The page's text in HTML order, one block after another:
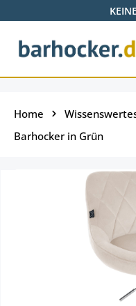
Zum Hauptinhalt springen
Home
Barhocker in Grün